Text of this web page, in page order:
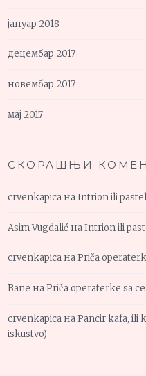
јануар 2018
децембар 2017
новембар 2017
мај 2017
СКОРАШЊИ
crvenkapica наIntrion ili
Asim Vugdalić наIntrion ili
crvenkapica наPriča
Bane наPriča operaterke sa
crvenkapica наPancir kafa, ili
iskustvo)